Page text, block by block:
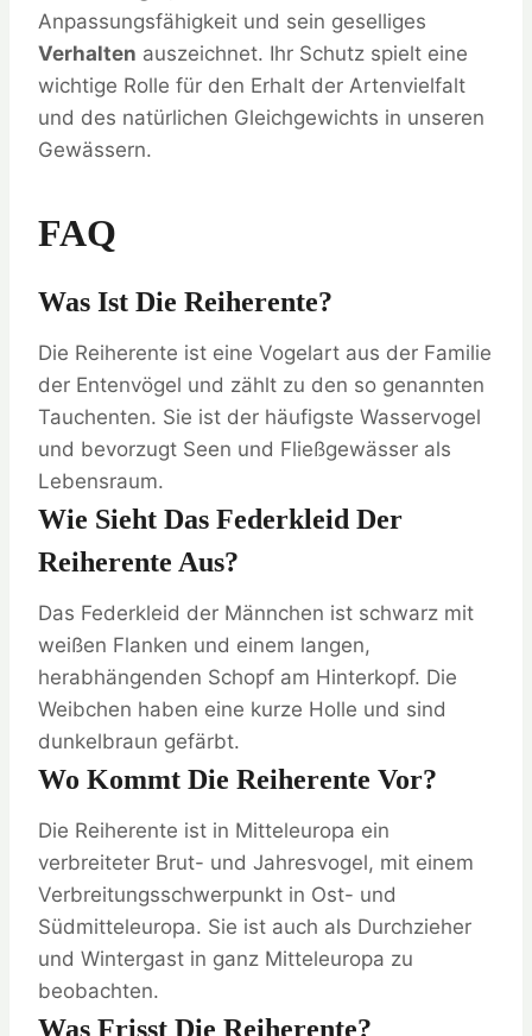
Anpassungsfähigkeit und sein geselliges
Verhalten auszeichnet. Ihr Schutz spielt eine
wichtige Rolle für den Erhalt der Artenvielfalt
und des natürlichen Gleichgewichts in unseren
Gewässern.
FAQ
Was Ist Die Reiherente?
Die Reiherente ist eine Vogelart aus der Familie
der Entenvögel und zählt zu den so genannten
Tauchenten. Sie ist der häufigste Wasservogel
und bevorzugt Seen und Fließgewässer als
Lebensraum.
Wie Sieht Das Federkleid Der
Reiherente Aus?
Das Federkleid der Männchen ist schwarz mit
weißen Flanken und einem langen,
herabhängenden Schopf am Hinterkopf. Die
Weibchen haben eine kurze Holle und sind
dunkelbraun gefärbt.
Wo Kommt Die Reiherente Vor?
Die Reiherente ist in Mitteleuropa ein
verbreiteter Brut- und Jahresvogel, mit einem
Verbreitungsschwerpunkt in Ost- und
Südmitteleuropa. Sie ist auch als Durchzieher
und Wintergast in ganz Mitteleuropa zu
beobachten.
Was Frisst Die Reiherente?